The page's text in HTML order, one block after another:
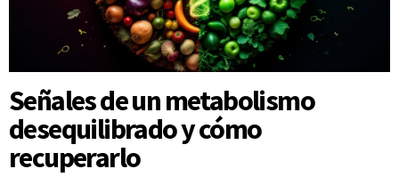
Señales de un metabolismo
desequilibrado y cómo
recuperarlo